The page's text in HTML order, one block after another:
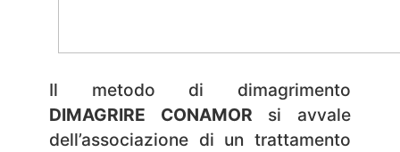
Il metodo di dimagrimento
DIMAGRIRE CONAMOR si avvale
dell’associazione di un trattamento